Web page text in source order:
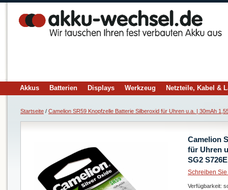
Akkus Batterien Displays Werkzeug Netzteile, Kabel &
Startseite / Camelion SR59 Knopfzelle Batterie Silberoxid für Uhren u.a. | 30mAh
Camelion
für Uhren
SG2 S726E
Schreiben
Verfügbarkeit: